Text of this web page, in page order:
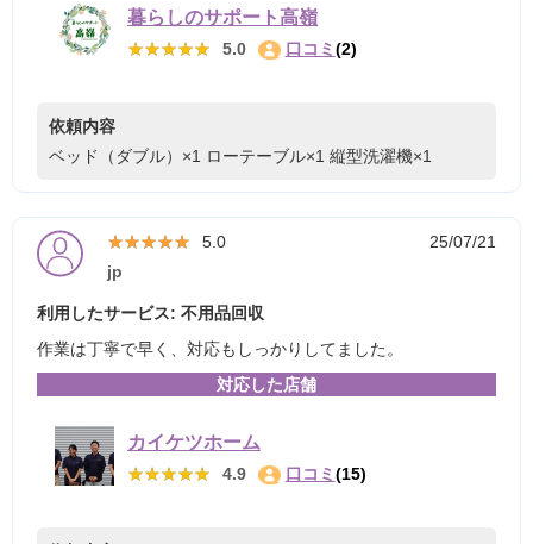
暮らしのサポート高嶺
★★★★★
★★★★★ 5.0 口コミ (2)
依頼内容
ベッド（ダブル）×1 ローテーブル×1 縦型洗濯機×1
★★★★★
★★★★★ 5.0
25/07/21
jp
利用したサービス: 不用品回収
作業は丁寧で早く、対応もしっかりしてました。
対応した店舗
カイケツホーム
★★★★★
★★★★★ 4.9 口コミ (15)